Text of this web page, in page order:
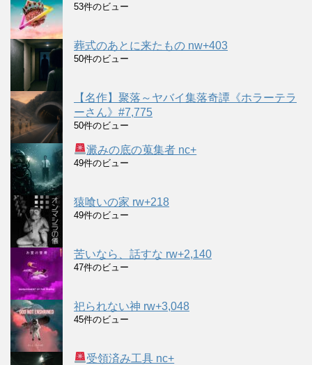
53件のビュー
葬式のあとに来たもの nw+403
50件のビュー
【名作】聚落～ヤバイ集落奇譚《ホラーテラ
ーさん》#7,775
50件のビュー
澱みの底の蒐集者 nc+
49件のビュー
猿喰いの家 rw+218
49件のビュー
苦いなら、話すな rw+2,140
47件のビュー
祀られない神 rw+3,048
45件のビュー
受領済み工具 nc+